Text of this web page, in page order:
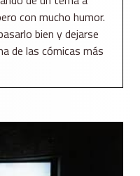
con mucho humor.
bien y dejarse
de las cómicas más